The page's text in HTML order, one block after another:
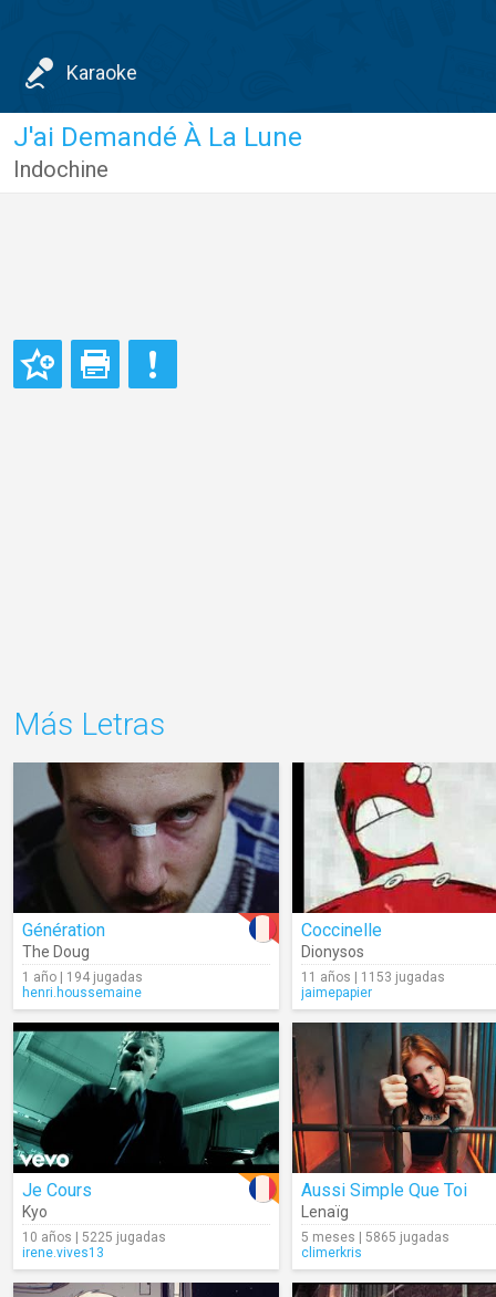
Karaoke
J'ai Demandé À La Lune
Indochine
Más Letras
Génération
The Doug
1 año | 194 jugadas
henri.houssemaine
Coccinelle
Dionysos
11 años | 1153 jugadas
jaimepapier
Je Cours
Kyo
10 años | 5225 jugadas
irene.vives13
Aussi Simple Que Toi
Lenaïg
5 meses | 5865 jugadas
climerkris